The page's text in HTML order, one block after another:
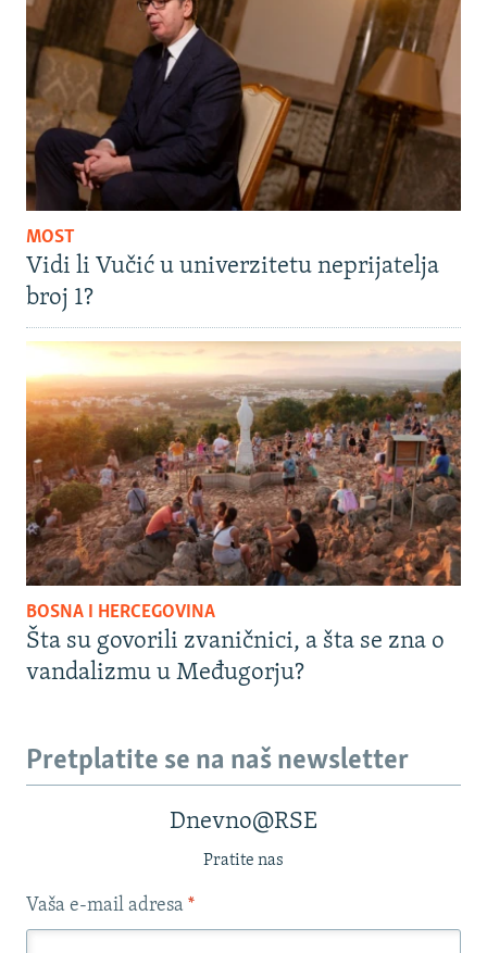
MOST
Vidi li Vučić u univerzitetu neprijatelja
broj 1?
BOSNA I HERCEGOVINA
Šta su govorili zvaničnici, a šta se zna o
vandalizmu u Međugorju?
Pretplatite se na naš newsletter
Dnevno@RSE
Pratite nas
Vaša e-mail adresa *